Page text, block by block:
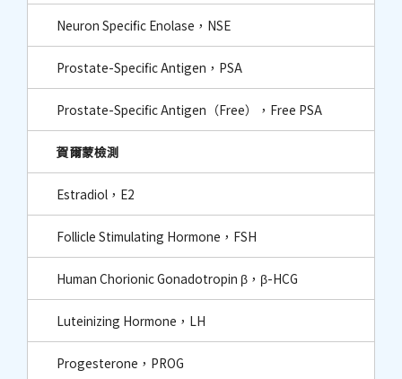
Neuron Specific Enolase，NSE
Prostate-Specific Antigen，PSA
Prostate-Specific Antigen（Free），Free PSA
賀爾蒙檢測
Estradiol，E2
Follicle Stimulating Hormone，FSH
Human Chorionic Gonadotropin β，β-HCG
Luteinizing Hormone，LH
Progesterone，PROG